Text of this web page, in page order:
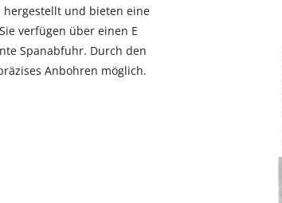
hergestellt und bieten eine
verfügen über einen E
Spanabfuhr. Durch den
Anbohren möglich.